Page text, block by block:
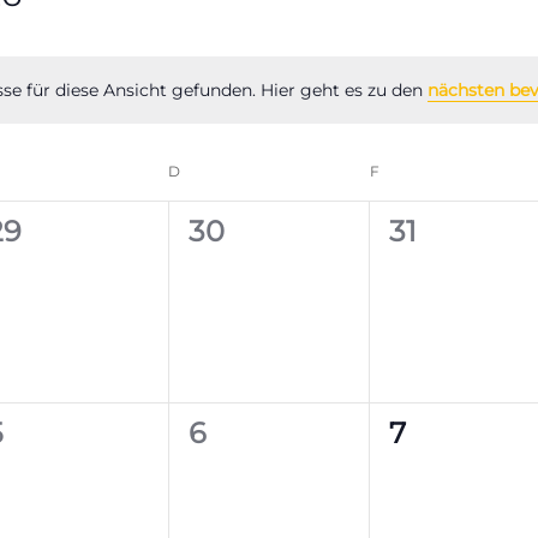
Hinweis
für diese Ansicht gefunden. Hier geht es zu den nächsten
D F
0
30
0
31
0
6
0
7